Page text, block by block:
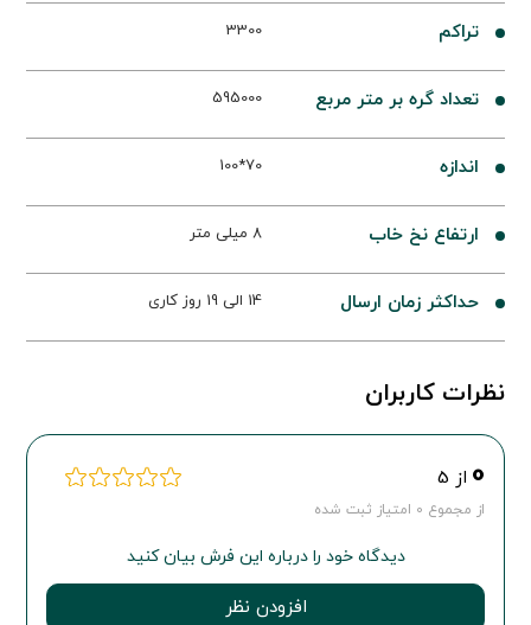
تراکم 3300
تعداد گره بر متر مربع 595000
اندازه 70*100
ارتفاع نخ خاب 8 میلی متر
حداکثر زمان ارسال 14 الی 19 روز کاری
نظرات کاربران
0 از 5
از مجموع 0 امتیاز ثبت شده
دیدگاه خود را درباره این فرش بیان کنید
افزودن نظر